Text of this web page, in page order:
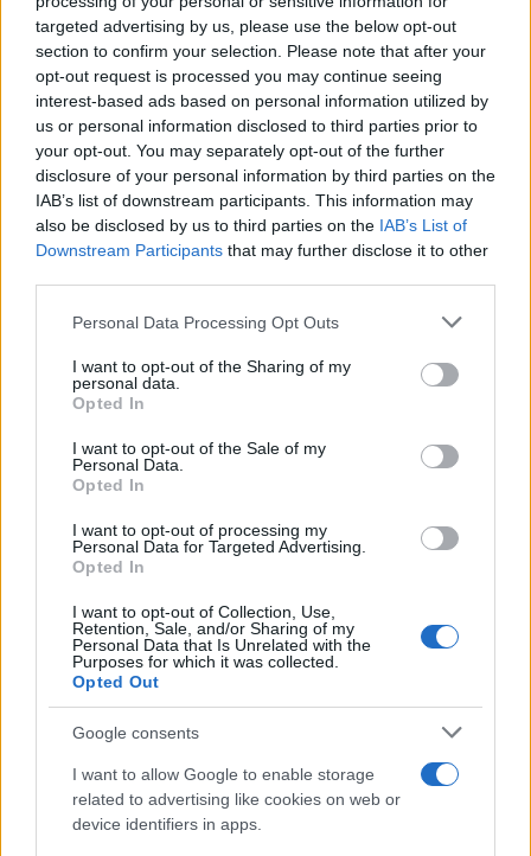
targeted advertising by us, please use the below opt-out
section to confirm your selection. Please note that after your
opt-out request is processed you may continue seeing
interest-based ads based on personal information utilized by
us or personal information disclosed to third parties prior to
your opt-out. You may separately opt-out of the further
disclosure of your personal information by third parties on the
IAB’s list of downstream participants. This information may
also be disclosed by us to third parties on the IAB’s List of
Downstream Participants that may further disclose it to other
Please note that this website/app uses one or more Google
not limited to your visit or usage behaviour. You may click to
grant or deny consent to Google and its third-party tags to
use your data for below specified purposes in below Google
consent section.
Personal Data Processing Opt Outs
I want to opt-out of the Sharing of my
personal data.
Opted In
I want to opt-out of the Sale of my
Personal Data.
Opted In
I want to opt-out of processing my
Personal Data for Targeted Advertising.
Opted In
I want to opt-out of Collection, Use,
Retention, Sale, and/or Sharing of my
Personal Data that Is Unrelated with the
Purposes for which it was collected.
Opted Out
Google consents
I want to allow Google to enable storage
related to advertising like cookies on web or
device identifiers in apps.
Όπως εξήγησε, η επαφή με άλλους γονείς που
περνούν αντίστοιχες δοκιμασίες, αλλά και η
ανθρώπους με παρόμοιες εμπειρίες, τη βοήθησαν
να διαχειριστεί το αίσθημα μοναξιάς.